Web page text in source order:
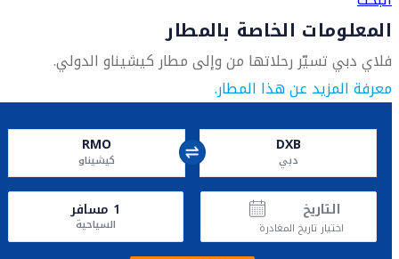
المعلومات الخاصة بالمطار
فلاي دبي تسيّر رحلاتها من وإلى مطار كيشيناو الدولي.
معرفة المزيد عن هذا المطار.
DXB
دبي
RMO
كيشيناو
التاريخ
اختيار تاريخ المغادرة
1 مسافر
السياحية